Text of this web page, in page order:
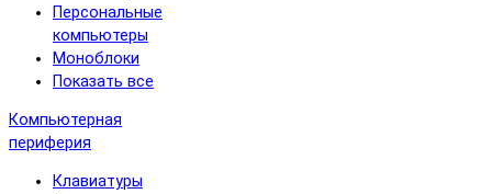
Персональные
компьютеры
Моноблоки
Показать все
Компьютерная
периферия
Клавиатуры